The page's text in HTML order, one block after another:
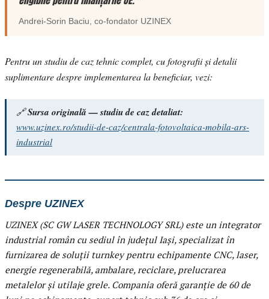
Andrei-Sorin Baciu, co-fondator UZINEX
Pentru un studiu de caz tehnic complet, cu fotografii și detalii
suplimentare despre implementarea la beneficiar, vezi:
🔗Sursa originală — studiu de caz detaliat:
www.uzinex.ro/studii-de-caz/centrala-fotovoltaica-mobila-ars-
industrial
Despre UZINEX
UZINEX (SC GW LASER TECHNOLOGY SRL) este un integrator
industrial român cu sediul în județul Iași, specializat în
furnizarea de soluții turnkey pentru echipamente CNC, laser,
energie regenerabilă, ambalare, reciclare, prelucrarea
metalelor și utilaje grele. Compania oferă garanție de 60 de